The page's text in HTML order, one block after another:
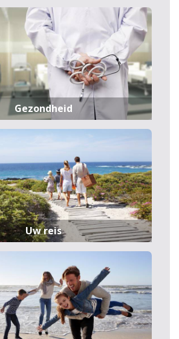
Gezondheid
Uw reis